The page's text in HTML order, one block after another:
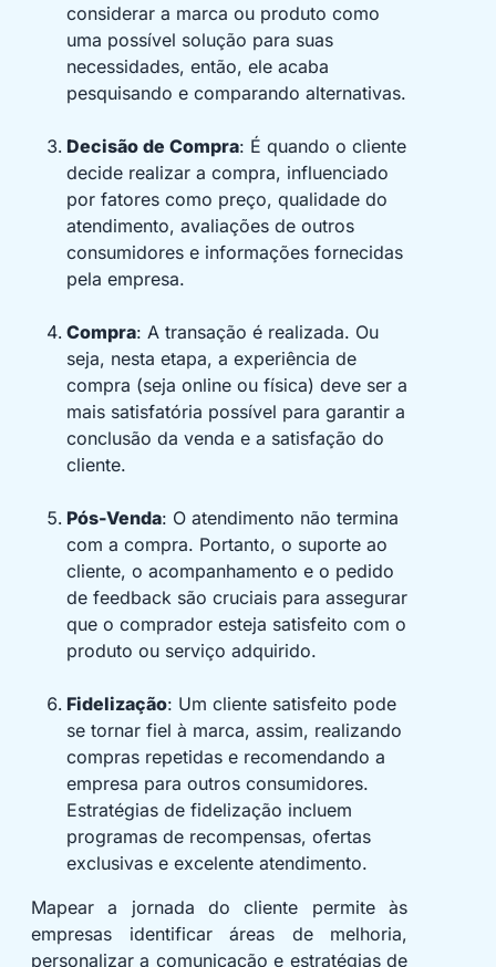
considerar a marca ou produto como
uma possível solução para suas
necessidades, então, ele acaba
pesquisando e comparando alternativas.
Decisão de Compra: É quando o cliente
decide realizar a compra, influenciado
por fatores como preço, qualidade do
atendimento, avaliações de outros
consumidores e informações fornecidas
pela empresa.
Compra: A transação é realizada. Ou
seja, nesta etapa, a experiência de
compra (seja online ou física) deve ser a
mais satisfatória possível para garantir a
conclusão da venda e a satisfação do
cliente.
Pós-Venda: O atendimento não termina
com a compra. Portanto, o suporte ao
cliente, o acompanhamento e o pedido
de feedback são cruciais para assegurar
que o comprador esteja satisfeito com o
produto ou serviço adquirido.
Fidelização: Um cliente satisfeito pode
se tornar fiel à marca, assim, realizando
compras repetidas e recomendando a
empresa para outros consumidores.
Estratégias de fidelização incluem
programas de recompensas, ofertas
exclusivas e excelente atendimento.
Mapear a jornada do cliente permite às
empresas identificar áreas de melhoria,
personalizar a comunicação e estratégias de